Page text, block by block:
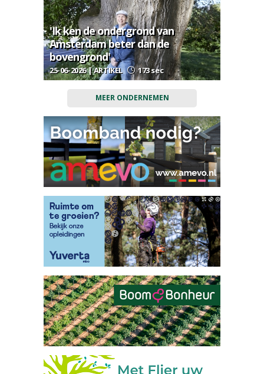
'Ik ken de ondergrond van
Amsterdam beter dan de
bovengrond'
25-06-2026 | ARTIKEL 173 sec
MEER ONDERNEMEN